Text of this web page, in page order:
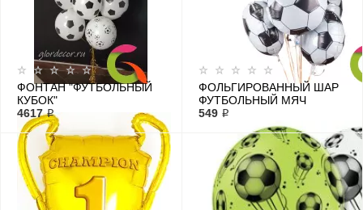
ФОНТАН "ФУТБОЛЬНЫЙ
КУБОК"
4617 ₽
ФОЛЬГИРОВАННЫЙ ШАР
ФУТБОЛЬНЫЙ МЯЧ
549 ₽